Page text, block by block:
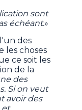
sont
échéant.»
des
les choses
ce soit les
de la
des
Si on veut
avoir des